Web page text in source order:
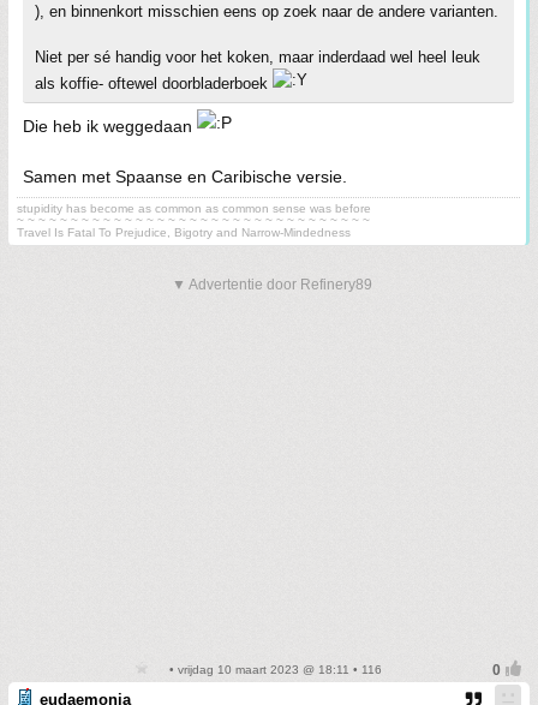
), en binnenkort misschien eens op zoek naar de andere varianten.
Niet per sé handig voor het koken, maar inderdaad wel heel leuk
als koffie- oftewel doorbladerboek
Die heb ik weggedaan
Samen met Spaanse en Caribische versie.
stupidity has become as common as common sense was before
~ ~ ~ ~ ~ ~ ~ ~ ~ ~ ~ ~ ~ ~ ~ ~ ~ ~ ~ ~ ~ ~ ~ ~ ~ ~ ~ ~ ~ ~ ~ ~ ~
Travel Is Fatal To Prejudice, Bigotry and Narrow-Mindedness
▼ Advertentie door Refinery89
• vrijdag 10 maart 2023 @ 18:11 • 116
eudaemonia